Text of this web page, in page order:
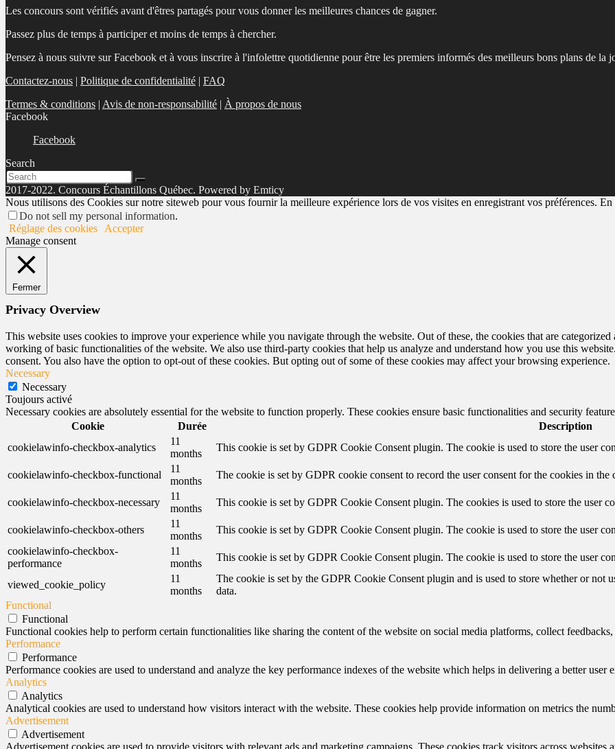
Les concours sont vérifiés avant d'êtres partagés pour vous donner les meilleures chances de gagner.
Passez plus de temps à participer et moins de temps à chercher.
Pensez à nous suivre sur Facebook et à vous inscrire à l'infolettre quotidienne pour être les premiers informés des meilleurs bons plans de la
Contactez-nous | Politique de confidentialité | FAQ
Termes & conditions | Avis de non-responsabilité | À propos de nous
Facebook
Facebook
Search
2017-2022. Concours Échantillons Québec. Powered by Emticy
Nous utilisons des Cookies sur notre siteweb pour vous fournir la meilleure expérience lors de vos visites en enregistrant vos préférences.
Do not sell my personal information.
Réglage des cookies
Accepter
Manage consent
Fermer
Privacy Overview
This website uses cookies to improve your experience while you navigate through the website. Out of these, the cookies that are categorized
working of basic functionalities of the website. We also use third-party cookies that help us analyze and understand how you use this
consent. You also have the option to opt-out of these cookies. But opting out of some of these cookies may affect your browsing experience.
Necessary
Necessary
Toujours activé
Necessary cookies are absolutely essential for the website to function properly. These cookies ensure basic functionalities and security
Cookie
Durée
Description
cookielawinfo-checkbox-analytics
11
months
This cookie is set by GDPR Cookie Consent plugin. The cookie is used to store the user
cookielawinfo-checkbox-functional
11
months
The cookie is set by GDPR cookie consent to record the user consent for the cookies in
cookielawinfo-checkbox-necessary
11
months
This cookie is set by GDPR Cookie Consent plugin. The cookies is used to store the user
cookielawinfo-checkbox-others
11
months
This cookie is set by GDPR Cookie Consent plugin. The cookie is used to store the user
cookielawinfo-checkbox-
performance
11
months
This cookie is set by GDPR Cookie Consent plugin. The cookie is used to store the user
viewed_cookie_policy
11
months
The cookie is set by the GDPR Cookie Consent plugin and is used to store whether or not
data.
Functional
Functional
Functional cookies help to perform certain functionalities like sharing the content of the website on social media platforms, collect
Performance
Performance
Performance cookies are used to understand and analyze the key performance indexes of the website which helps in delivering a better user
Analytics
Analytics
Analytical cookies are used to understand how visitors interact with the website. These cookies help provide information on metrics the
Advertisement
Advertisement
Advertisement cookies are used to provide visitors with relevant ads and marketing campaigns. These cookies track visitors across websites